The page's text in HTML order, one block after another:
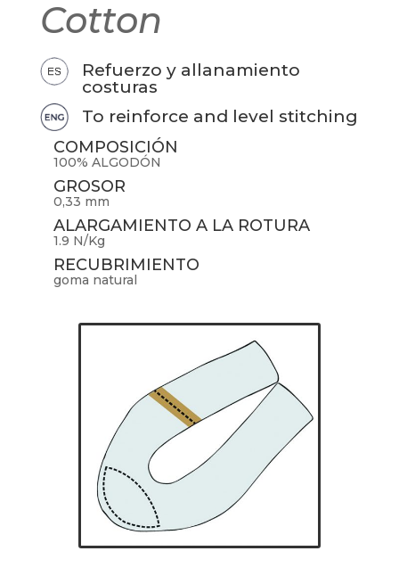
Cotton
Refuerzo y allanamiento
costuras
To reinforce and level stitching
COMPOSICIÓN
100% ALGODÓN
GROSOR
0,33 mm
ALARGAMIENTO A LA ROTURA
1.9 N/Kg
RECUBRIMIENTO
goma natural